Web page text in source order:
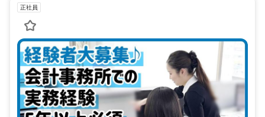
正社員